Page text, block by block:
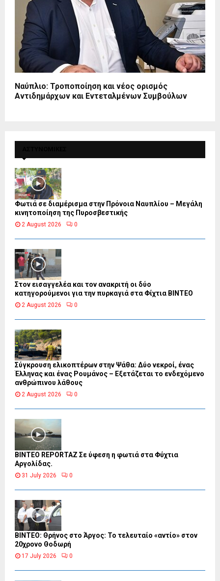
Ναύπλιο: Τροποποίηση και νέος ορισμός
Αντιδημάρχων και Εντεταλμένων Συμβούλων
Φωτιά σε διαμέρισμα στην Πρόνοια Ναυπλίου – Μεγάλη
κινητοποίηση της Πυροσβεστικής
2 August 2026 0
Στον εισαγγελέα και τον ανακριτή οι δύο
κατηγορούμενοι για την πυρκαγιά στα Φίχτια ΒΙΝΤΕΟ
2 August 2026 0
Σύγκρουση ελικοπτέρων στην Ψάθα: Δύο νεκροί, ένας
Έλληνας και ένας Ρουμάνος – Εξετάζεται το ενδεχόμενο
ανθρώπινου λάθους
2 August 2026 0
BINTEO REPORTAZ Σε ύφεση η φωτιά στα Φύχτια
Αργολίδας.
31 July 2026 0
ΒΙΝΤΕΟ: Θρήνος στο Άργος: Το τελευταίο «αντίο» στον
20χρονο Θοδωρή
17 July 2026 0